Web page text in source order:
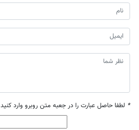
* لطفا حاصل عبارت را در جعبه متن روبرو وارد کنید